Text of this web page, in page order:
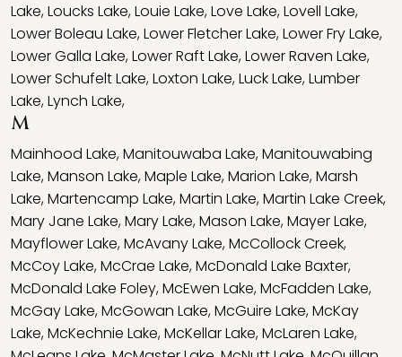
Lake,Loucks Lake,Louie Lake,Love Lake,Lovell Lake,
Lower Boleau Lake,Lower Fletcher Lake,Lower Fry Lake,
Lower Galla Lake,Lower Raft Lake,Lower Raven Lake,
Lower Schufelt Lake,Loxton Lake,Luck Lake,Lumber
Lake,Lynch Lake,
M
Mainhood Lake,Manitouwaba Lake,Manitouwabing
Lake,Manson Lake,Maple Lake,Marion Lake,Marsh
Lake,Martencamp Lake,Martin Lake,Martin Lake Creek,
Mary Jane Lake,Mary Lake,Mason Lake,Mayer Lake,
Mayflower Lake,McAvany Lake,McCollock Creek,
McCoy Lake,McCrae Lake,McDonald Lake Baxter,
McDonald Lake Foley,McEwen Lake,McFadden Lake,
McGay Lake,McGowan Lake,McGuire Lake,McKay
Lake,McKechnie Lake,McKellar Lake,McLaren Lake,